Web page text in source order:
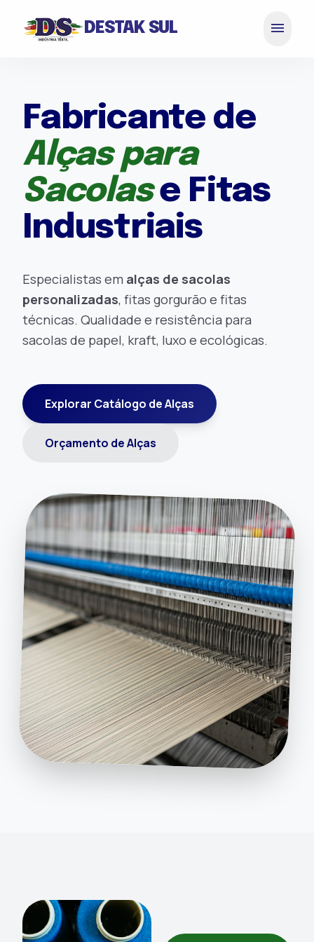
DESTAK SUL menu
Fabricante de
Alças para
Sacolase Fitas
Industriais
Especialistas em alças de sacolas
personalizadas, fitas gorgurão e fitas
técnicas. Qualidade e resistência para
sacolas de papel, kraft, luxo e ecológicas.
Explorar Catálogo de Alças
Orçamento de Alças